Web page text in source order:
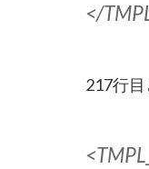
</
217行